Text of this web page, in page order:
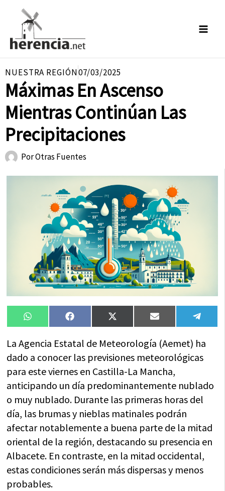
contenido
NUESTRA REGIÓN07/03/2025
Máximas En Ascenso
Mientras Continúan Las
Precipitaciones
PorOtras Fuentes
Compartir
en
WhatsAppCompartir
en
FacebookCompartir
en
X
(Twitter)
Compartir
en
Email
en
La Agencia Estatal de Meteorología (Aemet) ha
dado a conocer las previsiones meteorológicas
para este viernes en Castilla-La Mancha,
anticipando un día predominantemente nublado
o muy nublado. Durante las primeras horas del
día, las brumas y nieblas matinales podrán
afectar notablemente a buena parte de la mitad
oriental de la región, destacando su presencia en
Albacete. En contraste, en la mitad occidental,
estas condiciones serán más dispersas y menos
probables.